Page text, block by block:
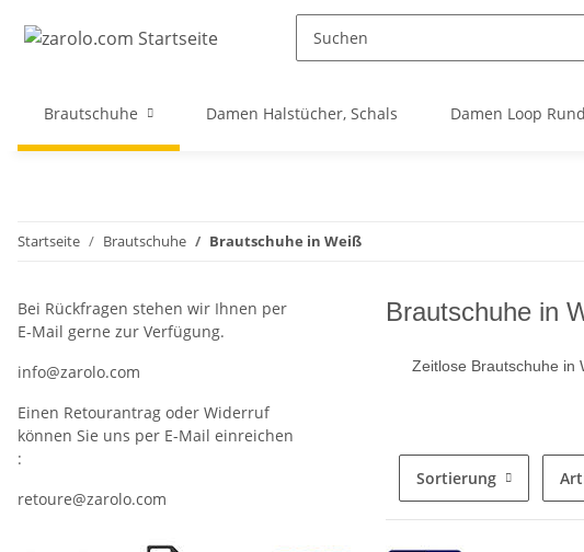
Brautschuhe Damen Halstücher, Schals Damen Loop
Startseite Brautschuhe Brautschuhe in Weiß
Brautschuhe in
Zeitlose Brautschuhe in
Sortierung
Bei Rückfragen stehen wir Ihnen per
E-Mail gerne zur Verfügung.
info@zarolo.com
Einen Retourantrag oder Widerruf
können Sie uns per E-Mail einreichen
:
retoure@zarolo.com